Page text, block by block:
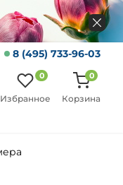
8 (495) 733-96-03
Избранное
0
Корзина
0